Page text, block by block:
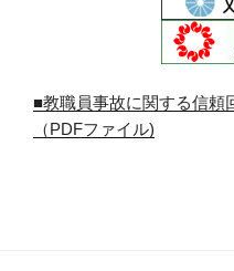
■教職員事故に関する信頼
（PDFファイル)